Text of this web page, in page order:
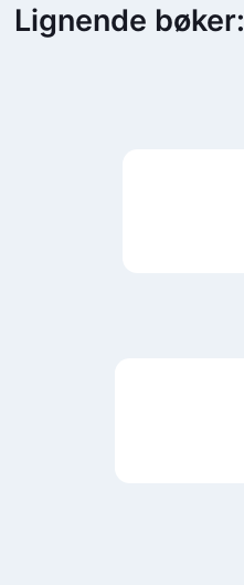
Lignende bøker: